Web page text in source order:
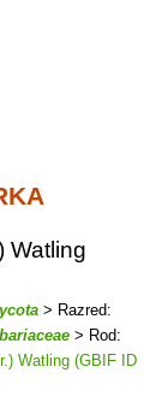
Watling
> Razred:
> Rod:
Watling (GBIF ID